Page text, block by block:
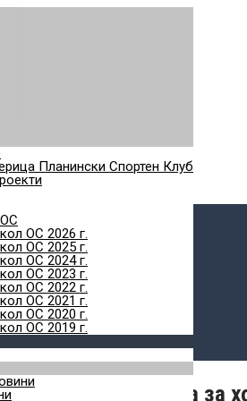
Планински Спортен Клуб
ОС 2026 г.
ОС 2025 г.
ОС 2024 г.
ОС 2023 г.
ОС 2022 г.
ОС 2021 г.
ОС 2020 г.
ОС 2019 г.
клубSOS
Люлин в планина за